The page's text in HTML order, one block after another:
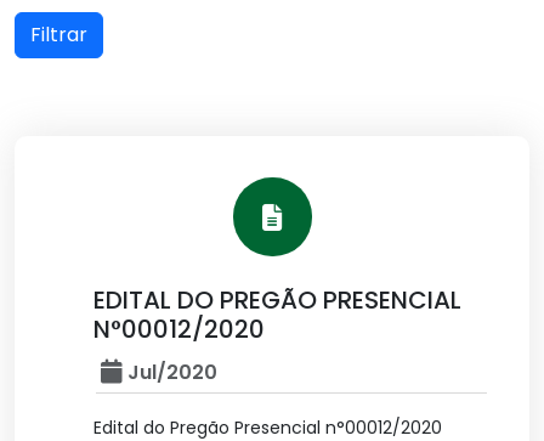
Filtrar
EDITAL DO PREGÃO PRESENCIAL
N°00012/2020
Jul/2020
Edital do Pregão Presencial n°00012/2020